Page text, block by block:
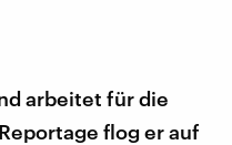
arbeitet für die
flog er auf